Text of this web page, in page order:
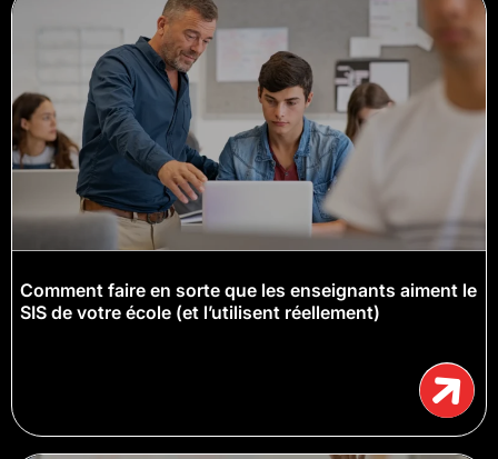
Comment faire en sorte que les enseignants aiment le
SIS de votre école (et l’utilisent réellement)